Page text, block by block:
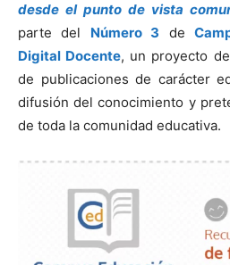
desde el punto de vista
parte del Número 3 de
Digital Docente, un proyecto
de publicaciones de carácter
difusión del conocimiento y
de toda la comunidad educativa.